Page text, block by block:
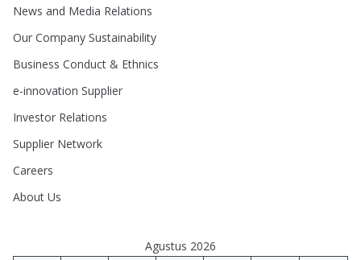
News and Media Relations
Our Company Sustainability
Business Conduct & Ethnics
e-innovation Supplier
Investor Relations
Supplier Network
Careers
About Us
Agustus 2026